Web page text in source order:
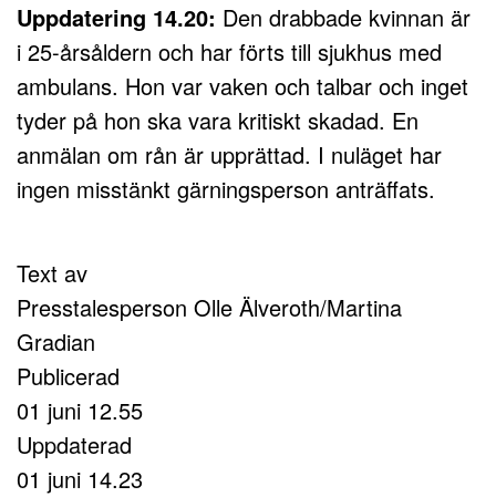
Uppdatering 14.20: Den drabbade kvinnan är
i 25-årsåldern och har förts till sjukhus med
ambulans. Hon var vaken och talbar och inget
tyder på hon ska vara kritiskt skadad. En
anmälan om rån är upprättad. I nuläget har
ingen misstänkt gärningsperson anträffats.
Text av
Presstalesperson Olle Älveroth/Martina
Gradian
Publicerad
01 juni 12.55
Uppdaterad
01 juni 14.23